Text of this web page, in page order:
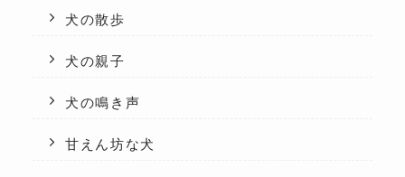
犬の散歩
犬の親子
犬の鳴き声
甘えん坊な犬